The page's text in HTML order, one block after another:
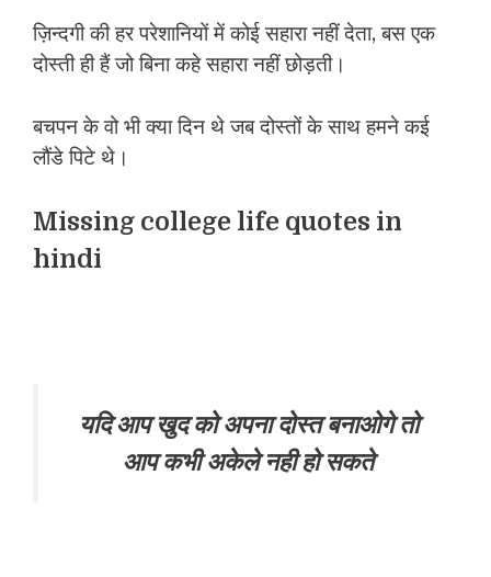
ज़िन्दगी की हर परेशानियों में कोई सहारा नहीं देता, बस एक
दोस्ती ही हैं जो बिना कहे सहारा नहीं छोड़ती।
बचपन के वो भी क्या दिन थे जब दोस्तों के साथ हमने कई
लौंडे पिटे थे।
Missing college life quotes in
hindi
यदि आप खुद को अपना दोस्त बनाओगे तो
आप कभी अकेले नही हो सकते